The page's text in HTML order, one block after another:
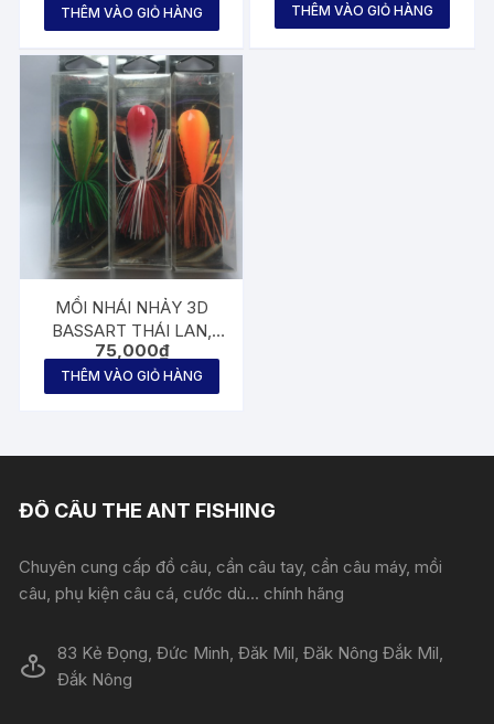
hạng
5
THÊM VÀO GIỎ HÀNG THÊM VÀO GIỎ HÀNG
MỒI NHÁI NHẢY 3D
BASSART THÁI LAN,
CÂU LURE RÊ, CÁ LÓC (
CHUỐI , QUẢ )
75,000₫
THÊM VÀO GIỎ HÀNG
ĐỒ CÂU THE ANT FISHING
Chuyên cung cấp đồ câu, cần câu tay, cần câu máy, mồi
câu, phụ kiện câu cá, cước dù... chính hãng
83 Kẻ Đọng, Đức Minh, Đăk Mil, Đăk Nông Đắk Mil,
Đắk Nông